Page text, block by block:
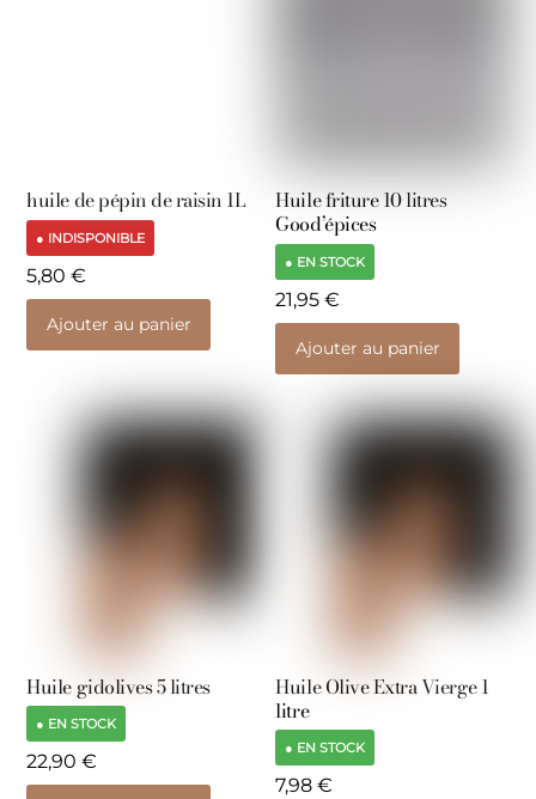
huile de pépin de raisin 1L
● INDISPONIBLE
5,80€
Ajouter au panier
Huile friture 10 litres
Good’épices
● EN STOCK
21,95€
Ajouter au panier
Huile gidolives 5 litres
● EN STOCK
22,90€
Huile Olive Extra Vierge 1
litre
● EN STOCK
7,98€